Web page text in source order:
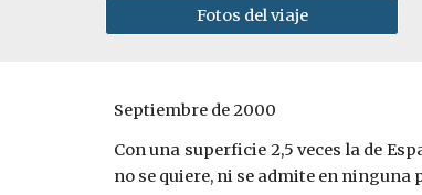
Fotos del viaje
Septiembre de 2000
Con una superficie 2,5 veces la de
no se quiere, ni se admite en ninguna